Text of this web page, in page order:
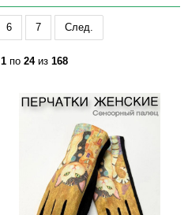
6 7 След.
1 по 24из 168